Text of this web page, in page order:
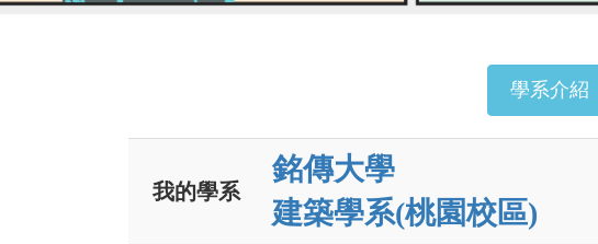
ColleGo! 大學選才與高中育才輔助系統
學系介紹
我的學系
銘傳大學
建築學系(桃園校區)